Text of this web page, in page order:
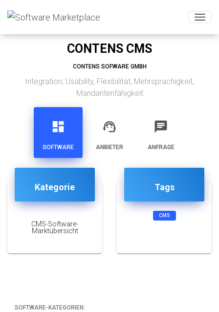
CONTENS CMS
CONTENS SOFWARE GMBH
Integration, Usability, Flexibilität, Mehrsprachigkeit,
Mandantenfähigkeit
dashboard
SOFTWARE
support_agent
ANBIETER
chat
ANFRAGE
Kategorie
CMS-Software-
Marktübersicht
Tags
CMS
SOFTWARE-KATEGORIEN: